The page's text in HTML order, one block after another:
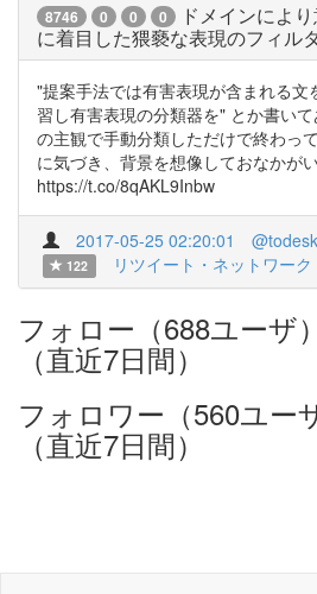
8746 0 0 0
ドメインによ
に着目した猥褻な表現のフィル
"提案手法では有害表現が含まれる文
習し有害表現の分類器を" とか書い
の主観で手動分類しただけで終わっ
に気づき、背景を想像しておなかが
https://t.co/8qAKL9Inbw
2017-05-25 02:20:01
122
リツイート・ネットワーク
フォロー（688ユーザ
（直近7日間）
フォロワー（560ユー
（直近7日間）